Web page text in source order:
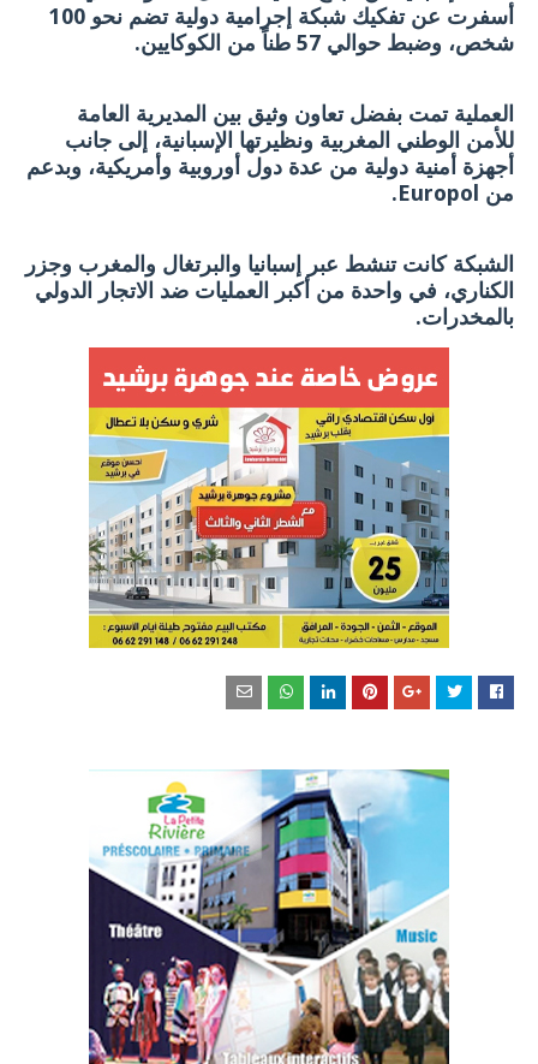
أسفرت عن تفكيك شبكة إجرامية دولية تضم نحو 100
شخص، وضبط حوالي 57 طناً من الكوكايين.
العملية تمت بفضل تعاون وثيق بين المديرية العامة
للأمن الوطني المغربية ونظيرتها الإسبانية، إلى جانب
أجهزة أمنية دولية من عدة دول أوروبية وأمريكية، وبدعم
من Europol.
الشبكة كانت تنشط عبر إسبانيا والبرتغال والمغرب وجزر
الكناري، في واحدة من أكبر العمليات ضد الاتجار الدولي
بالمخدرات.